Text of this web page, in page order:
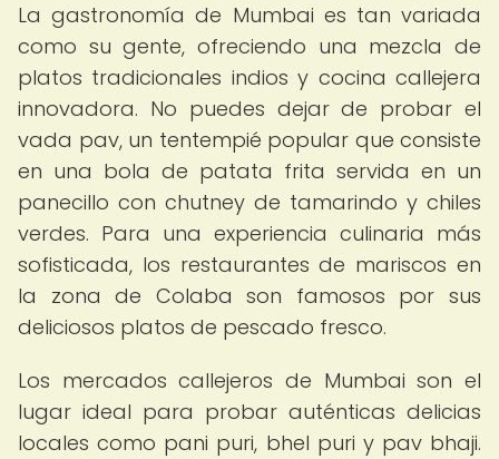
La gastronomía de Mumbai es tan variada
como su gente, ofreciendo una mezcla de
platos tradicionales indios y cocina callejera
innovadora. No puedes dejar de probar el
vada pav, un tentempié popular que consiste
en una bola de patata frita servida en un
panecillo con chutney de tamarindo y chiles
verdes. Para una experiencia culinaria más
sofisticada, los restaurantes de mariscos en
la zona de Colaba son famosos por sus
deliciosos platos de pescado fresco.
Los mercados callejeros de Mumbai son el
lugar ideal para probar auténticas delicias
locales como pani puri, bhel puri y pav bhaji.